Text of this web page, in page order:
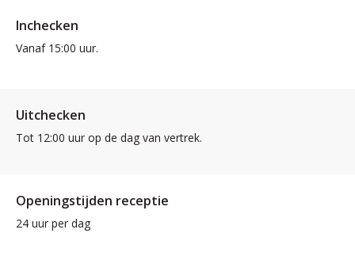
Inchecken
Vanaf 15:00 uur.
Uitchecken
Tot 12:00 uur op de dag van vertrek.
Openingstijden receptie
24 uur per dag